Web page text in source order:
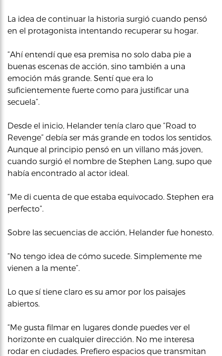
La idea de continuar la historia surgió cuando pensó
en el protagonista intentando recuperar su hogar.
“Ahí entendí que esa premisa no solo daba pie a
buenas escenas de acción, sino también a una
emoción más grande. Sentí que era lo
suficientemente fuerte como para justificar una
secuela”.
Desde el inicio, Helander tenía claro que “Road to
Revenge” debía ser más grande en todos los sentidos.
Aunque al principio pensó en un villano más joven,
cuando surgió el nombre de Stephen Lang, supo que
había encontrado al actor ideal.
“Me di cuenta de que estaba equivocado. Stephen era
perfecto”.
Sobre las secuencias de acción, Helander fue honesto.
“No tengo idea de cómo sucede. Simplemente me
vienen a la mente”.
Lo que sí tiene claro es su amor por los paisajes
abiertos.
“Me gusta filmar en lugares donde puedes ver el
horizonte en cualquier dirección. No me interesa
rodar en ciudades. Prefiero espacios que transmitan